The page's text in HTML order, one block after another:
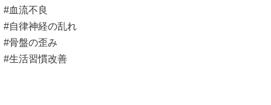
#血流不良
#自律神経の乱れ
#骨盤の歪み
#生活習慣改善